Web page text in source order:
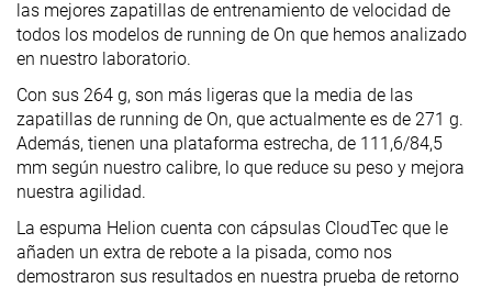
las mejores zapatillas de entrenamiento de velocidad de
todos los modelos de running de On que hemos analizado
en nuestro laboratorio.
Con sus 264 g, son más ligeras que la media de las
zapatillas de running de On, que actualmente es de 271 g.
Además, tienen una plataforma estrecha, de 111,6/84,5
mm según nuestro calibre, lo que reduce su peso y mejora
nuestra agilidad.
La espuma Helion cuenta con cápsulas CloudTec que le
añaden un extra de rebote a la pisada, como nos
demostraron sus resultados en nuestra prueba de retorno